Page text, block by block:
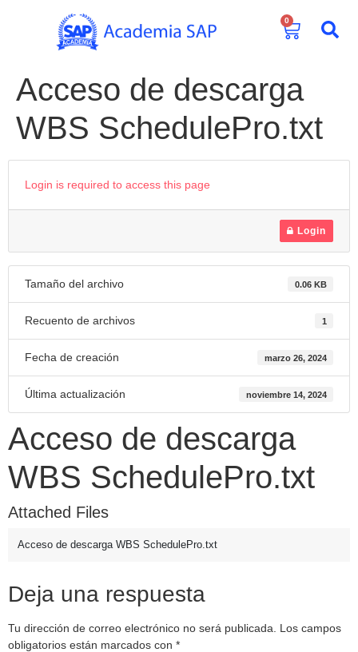
0
Acceso de descarga
WBS SchedulePro.txt
Login is required to access this page
Login
Tamaño del archivo 0.06 KB
Recuento de archivos 1
Fecha de creación marzo 26, 2024
Última actualización noviembre 14, 2024
Acceso de descarga
WBS SchedulePro.txt
Attached Files
Acceso de descarga WBS SchedulePro.txt
Deja una respuesta
Tu dirección de correo electrónico no será publicada.
Los campos
obligatorios están marcados con *